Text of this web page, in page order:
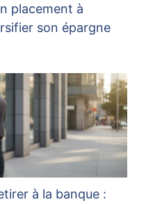
placement à
son épargne
à la banque :